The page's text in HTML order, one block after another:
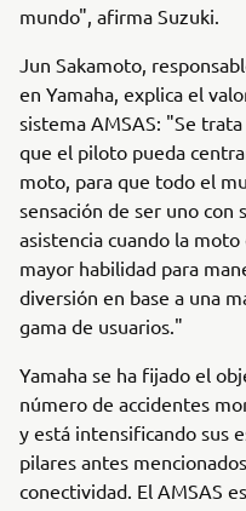
mundo", afirma Suzuki.
Jun Sakamoto,
en Yamaha, explica el
sistema AMSAS: "Se
que el piloto pueda
moto, para que todo el
sensación de ser uno con
asistencia cuando la
mayor habilidad para
diversión en base a una
gama de usuarios."
Yamaha se ha fijado el
número de accidentes
y está intensificando sus
pilares antes
conectividad. El AMSAS